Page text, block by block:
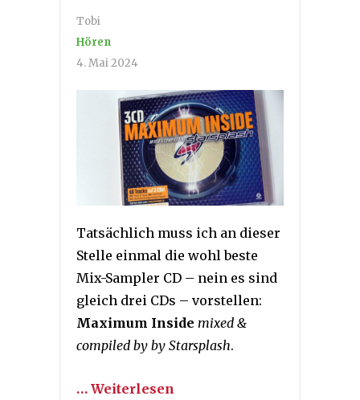
Tobi
Hören
4. Mai 2024
Tatsächlich muss ich an dieser
Stelle einmal die wohl beste
Mix-Sampler CD – nein es sind
gleich drei CDs – vorstellen:
Maximum Inside mixed &
compiled by by Starsplash.
… Weiterlesen